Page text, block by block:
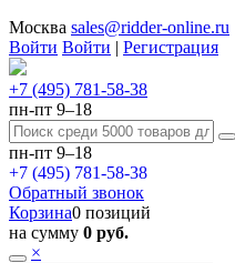
Москва sales@ridder-online.ru
Войти Войти | Регистрация
+7 (495) 781-58-38
пн-пт 9–18
пн-пт 9–18
+7 (495) 781-58-38
Обратный звонок
Корзина0 позиций
на сумму 0 руб.
×